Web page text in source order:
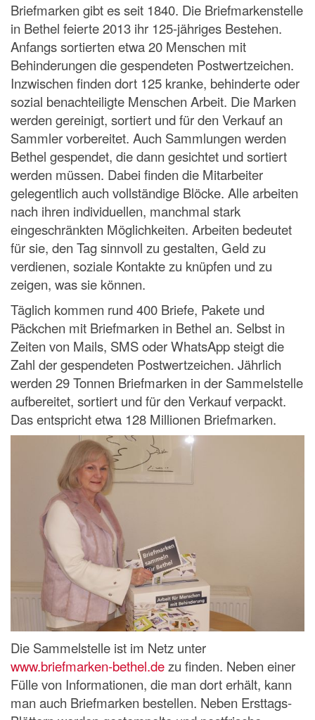
Briefmarken gibt es seit 1840. Die Briefmarkenstelle
in Bethel feierte 2013 ihr 125-jähriges Bestehen.
Anfangs sortierten etwa 20 Menschen mit
Behinderungen die gespendeten Postwertzeichen.
Inzwischen finden dort 125 kranke, behinderte oder
sozial benachteiligte Menschen Arbeit. Die Marken
werden gereinigt, sortiert und für den Verkauf an
Sammler vorbereitet. Auch Sammlungen werden
Bethel gespendet, die dann gesichtet und sortiert
werden müssen. Dabei finden die Mitarbeiter
gelegentlich auch vollständige Blöcke. Alle arbeiten
nach ihren individuellen, manchmal stark
eingeschränkten Möglichkeiten. Arbeiten bedeutet
für sie, den Tag sinnvoll zu gestalten, Geld zu
verdienen, soziale Kontakte zu knüpfen und zu
zeigen, was sie können.
Täglich kommen rund 400 Briefe, Pakete und
Päckchen mit Briefmarken in Bethel an. Selbst in
Zeiten von Mails, SMS oder WhatsApp steigt die
Zahl der gespendeten Postwertzeichen. Jährlich
werden 29 Tonnen Briefmarken in der Sammelstelle
aufbereitet, sortiert und für den Verkauf verpackt.
Das entspricht etwa 128 Millionen Briefmarken.
Die Sammelstelle ist im Netz unter
www.briefmarken-bethel.dezu finden. Neben einer
Fülle von Informationen, die man dort erhält, kann
man auch Briefmarken bestellen. Neben Ersttags-